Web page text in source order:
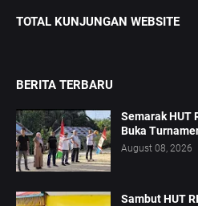
TOTAL KUNJUNGAN WEBSITE
BERITA TERBARU
Semarak HUT
Buka
August 08, 2026
Sambut HUT